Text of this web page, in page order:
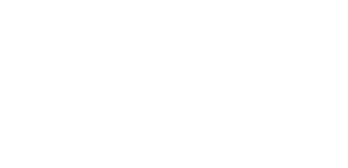
um endereço, um novo estilo de vida